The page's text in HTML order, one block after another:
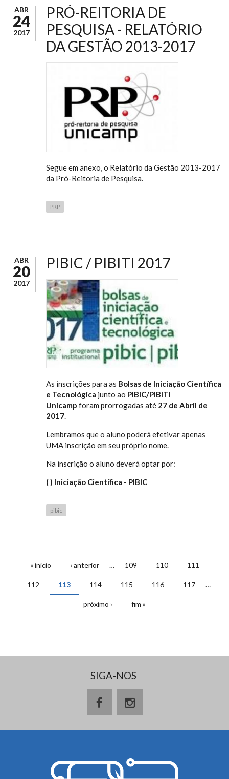
ABR
24
2017
PRÓ-REITORIA DE
PESQUISA - RELATÓRIO
DA GESTÃO 2013-2017
Segue em anexo, o Relatório da Gestão 2013-2017
da Pró-Reitoria de Pesquisa.
PRP
ABR
20
2017
PIBIC / PIBITI 2017
As inscrições para as Bolsas de Iniciação Científica
e Tecnológica junto ao PIBIC/PIBITI
Unicamp foram prorrogadas até 27 de Abril de
2017.
Lembramos que o aluno poderá efetivar apenas
UMA inscrição em seu próprio nome.
Na inscrição o aluno deverá optar por:
( ) Iniciação Científica - PIBIC
pibic
« início ‹ anterior … 109 110 111
112 113 114 115 116 117 …
próximo › fim »
SIGA-NOS